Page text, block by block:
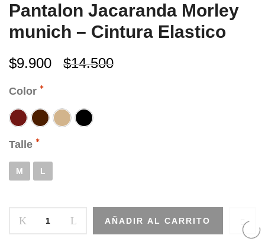
Rayado
–
Sin
Manga
Ancho
Elástico
Pantalon Jacaranda Morley
munich – Cintura Elastico
$14.500
$9.900
Color
Talle
M L
AÑADIR AL CARRITO